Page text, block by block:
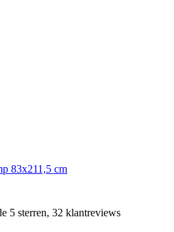
83x211,5 cm
5 sterren, 32 klantreviews